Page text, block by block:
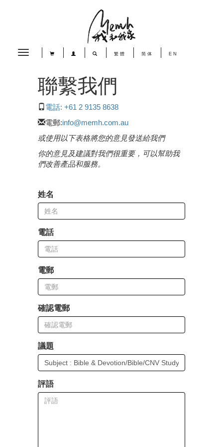
Toggle
繁體 简体 EN
聯繫我們
電話: +61 2 9135 8638
電郵:info@memh.com.au
或使用以下表格將您的意見發送給我們
你的意見及建議對我們很重要，可以幫助我
們改善產品和服務。
姓名
電話
電郵
確認電郵
議題
評語